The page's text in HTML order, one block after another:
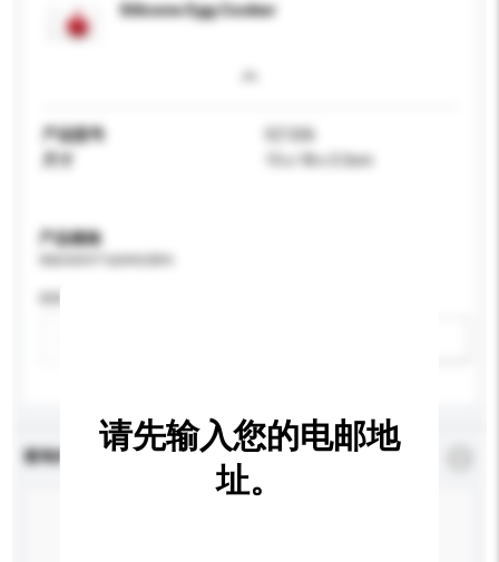
Silicone Egg Cooker
产品型号
SZ 026
15 x 18 x 3.3cm
产品规格
查询内容 * 必须填写
请先输入您的电邮地
址。